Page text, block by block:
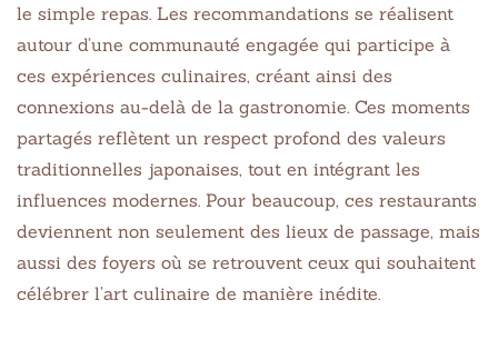
le simple repas. Les recommandations se réalisent
autour d’une communauté engagée qui participe à
ces expériences culinaires, créant ainsi des
connexions au-delà de la gastronomie. Ces moments
partagés reflètent un respect profond des valeurs
traditionnelles japonaises, tout en intégrant les
influences modernes. Pour beaucoup, ces restaurants
deviennent non seulement des lieux de passage, mais
aussi des foyers où se retrouvent ceux qui souhaitent
célébrer l’art culinaire de manière inédite.